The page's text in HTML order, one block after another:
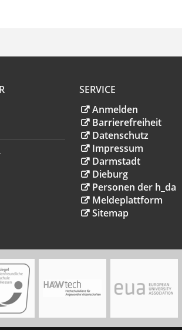
SERVICE
Anmelden
Barrierefreiheit
Datenschutz
Impressum
Darmstadt
Dieburg
Personen der h_da
Meldeplattform
Sitemap